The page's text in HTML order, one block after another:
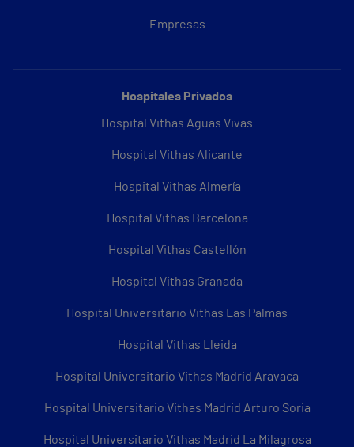
Empresas
Hospitales Privados
Hospital Vithas Aguas Vivas
Hospital Vithas Alicante
Hospital Vithas Almería
Hospital Vithas Barcelona
Hospital Vithas Castellón
Hospital Vithas Granada
Hospital Universitario Vithas Las Palmas
Hospital Vithas Lleida
Hospital Universitario Vithas Madrid Aravaca
Hospital Universitario Vithas Madrid Arturo Soria
Hospital Universitario Vithas Madrid La Milagrosa